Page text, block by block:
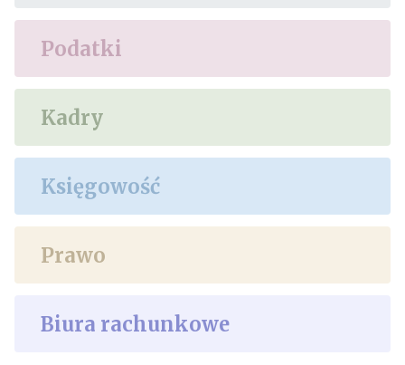
Podatki
Kadry
Księgowość
Prawo
Biura rachunkowe